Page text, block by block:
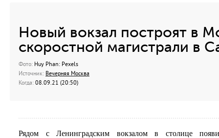
Новый вокзал построят в
скоростной магистрали в
Фото: Huy Phan: Pexels
Источник: Вечерняя Москва
Когда: 08.09.21 (20:50)
Рядом с Ленинградским вокзалом в столице